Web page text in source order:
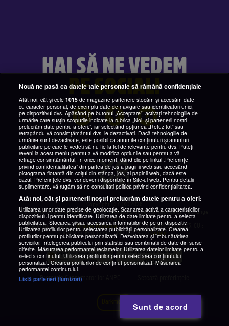
HAI SĂ NE VEDEM
PE SOCIAL!
Copyright © YOXO 2026
YOXO este un abonament de mobil în rețeaua Orange, furnizat de către Orange
România.
Prezentare operatorOrange Romaniaconform Ordin ANPC 225/2023. CUI:
9010105, Reg. Com: J1996010178400Detalii
Protecția Consumatorilor ANPC
Nouă ne pasă ca datele tale personale să rămână confidențiale
Atât noi, cât și cele1015 de magazine partenere stocăm și accesăm date
cu caracter personal, de exemplu date de navigare sau identificatori unici,
pe dispozitivul dvs. Apăsând pe butonul „Acceptare”, activați tehnologiile de
urmărire care susțin scopurile indicate la rubrica „Noi, și partenerii noștri
prelucrăm date pentru a oferi:”, iar selectând opțiunea „Refuz tot” sau
retragându-vă consimțământul dvs. le dezactivați. Dacă tehnologiile de
urmărire sunt dezactivate, este posibil ca anumite conținuturi și anunțuri
publicitare pe care le vedeți să nu fie la fel de relevante pentru dvs. Puteți
reveni la acest meniu pentru a vă modifica opțiunile sau pentru a vă
retrage consimțământul, în orice moment, dând clic pe linkul „Preferințe
privind confidențialitatea” din partea de jos a paginii web sau accesând
pictograma flotantă din colțul din stânga, jos, al paginii web, dacă este
cazul. Preferințele dvs. vor deveni disponibile în Site-ul web. Pentru detalii
suplimentare, vă rugăm să ne consultați politica privind confidențialitatea.
Atât noi, cât și partenerii noștri prelucrăm datele pentru a oferi:
Utilizarea unor date precise de geolocație. Scanarea activă a caracteristicilor
dispozitivului pentru identificare. Utilizarea de date limitate pentru a selecta
publicitatea. Stocarea și/sau accesarea informațiilor de pe un dispozitiv.
Utilizarea profilurilor pentru selectarea publicității personalizate. Crearea
profilurilor pentru publicitate personalizată. Dezvoltarea și îmbunătățirea
serviciilor. Înțelegerea publicului prin statistici sau combinații de date din surse
diferite. Măsurarea performanței reclamelor. Utilizarea datelor limitate pentru a
selecta conținutul. Utilizarea profilurilor pentru selectarea conținutului
personalizat. Crearea profilurilor de conținut personalizat. Măsurarea
performanței conținutului.
Listă parteneri (furnizori)
Sunt de acord